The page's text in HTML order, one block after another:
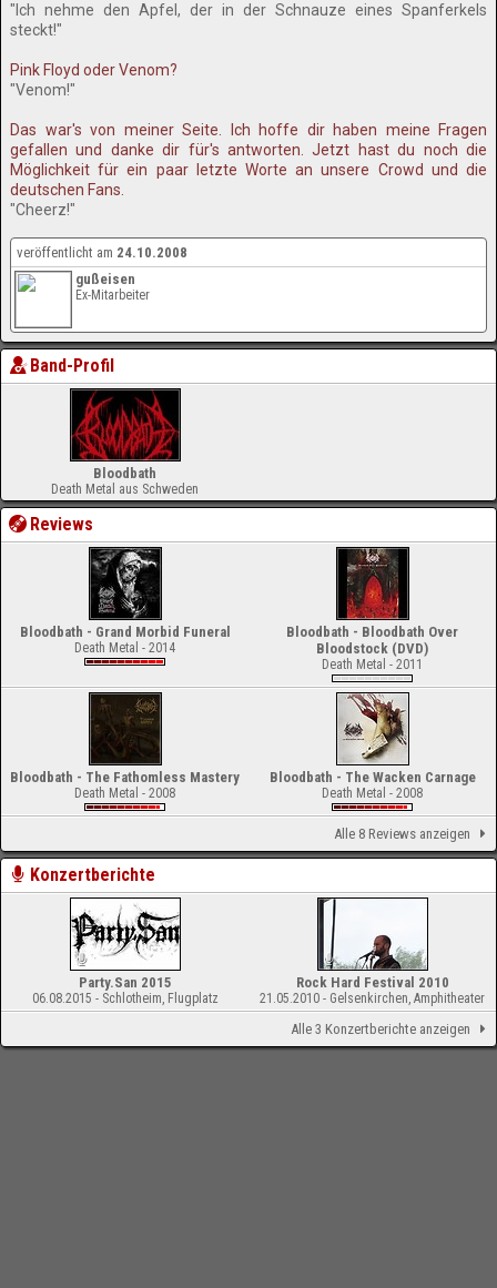
"Ich nehme den Apfel, der in der Schnauze eines Spanferkels
steckt!"
Pink Floyd oder Venom?
"Venom!"
Das war's von meiner Seite. Ich hoffe dir haben meine Fragen
gefallen und danke dir für's antworten. Jetzt hast du noch die
Möglichkeit für ein paar letzte Worte an unsere Crowd und die
deutschen Fans.
"Cheerz!"
veröffentlicht am 24.10.2008
gußeisen
Ex-Mitarbeiter
Band-Profil
Bloodbath
Death Metal aus Schweden
Reviews
Bloodbath - Grand Morbid Funeral
Death Metal - 2014
Bloodbath - Bloodbath Over
Bloodstock (DVD)
Death Metal - 2011
Bloodbath - The Fathomless Mastery
Death Metal - 2008
Bloodbath - The Wacken Carnage
Death Metal - 2008
Alle 8 Reviews anzeigen
Konzertberichte
Party.San 2015
06.08.2015 - Schlotheim, Flugplatz
Rock Hard Festival 2010
21.05.2010 - Gelsenkirchen, Amphitheater
Alle 3 Konzertberichte anzeigen